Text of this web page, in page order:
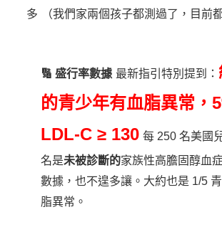
多
（我們家兩個孩子都測過了，目前
🔢 盛行率數據 最新指引特別提到：
的青少年有血脂異常，
LDL-C ≥ 130 每 250 名美國
名是未被診斷的家族性高膽固醇血
數據，也不遑多讓。大約也是 1/5
脂異常。